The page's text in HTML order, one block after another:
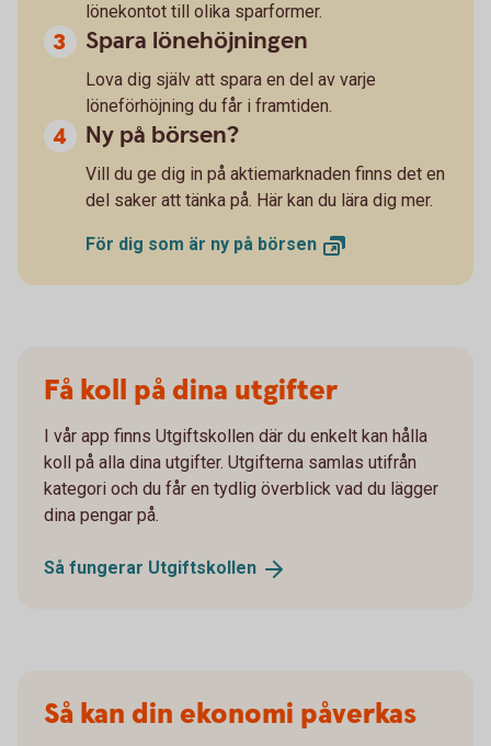
lönekontot till olika sparformer.
Spara lönehöjningen
Lova dig själv att spara en del av varje
löneförhöjning du får i framtiden.
Ny på börsen?
Vill du ge dig in på aktiemarknaden finns det en
del saker att tänka på. Här kan du lära dig mer.
För dig som är ny på börsen
Få koll på dina utgifter
I vår app finns Utgiftskollen där du enkelt kan hålla
koll på alla dina utgifter. Utgifterna samlas utifrån
kategori och du får en tydlig överblick vad du lägger
dina pengar på.
Så fungerar Utgiftskollen
Så kan din ekonomi påverkas